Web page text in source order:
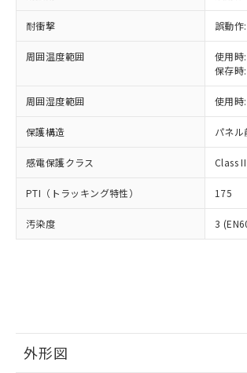
耐衝撃 誤動
周囲温度範囲
使用
保存
周囲湿度範囲 使用時
保護構造 パネル
感電保護クラス Class II
PTI（トラッキング特性） 175
汚染度 3
外形図
事前の承諾なく第三者に漏洩
示しないようお願いします。
マイパーツ機能（部品リスト
ビス）をご利用いただくに
メンバーズにご登録されてい
お客様が当ウェブサイト上で
登録された部品リストについ
および当社の共同利用者が、
品・サービスに関するお客様
引・商談に必要な範囲で利用
をご了承ください。
※当社の共同利用者とは、"
の「
用者の範囲」に記載されてい
部品在庫の切り替え状況などによ
月が前後することがあります。
※3 非含有証明書ダウンロード
下記の非含有証明書をダウンロー
とができます。
EU RoHS指令（10物質）の非含有
51物質の非含有証明書（当社基準
※本証明書は発行日時点で非含有を
欄に対応日を記載しておりました。
既に当社にて対応品への在庫切替
準値以下であることを示します。
「10」：通常の使用状況下におい
質が外部に漏えいし、環境に深刻
及ぼさない年数を意味します。
「－」：未確認です。当社販売部
い合わせください。
場合は、上記1、2および3の
該第三者に通知します。また
販売先および販売に係わる関
法に輸出するおそれがある場
り引きをいたしません。
白
受注生産機種、また在庫
情報を公開していない機